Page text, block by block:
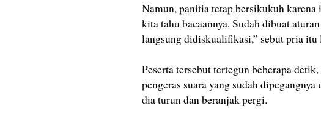
Namun, panitia tetap bersikukuh
kita tahu bacaannya. Sudah dibuat
langsung didiskualifikasi,” sebut pria itu
Peserta tersebut tertegun beberapa
pengeras suara yang sudah
dia turun dan beranjak pergi.